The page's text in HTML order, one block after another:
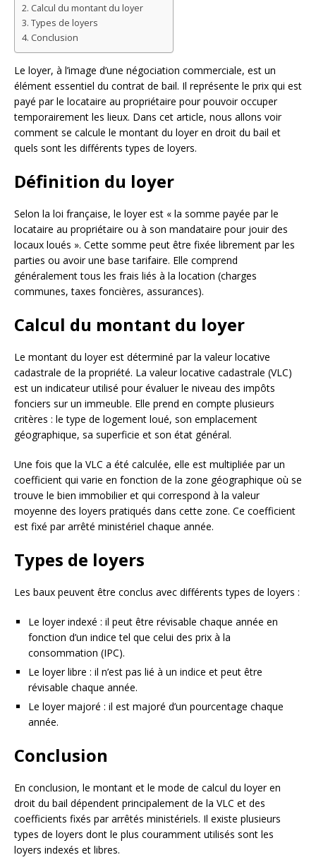
Calcul du montant du loyer
Types de loyers
Conclusion
Le loyer, à l’image d’une négociation commerciale, est un
élément essentiel du contrat de bail. Il représente le prix qui est
payé par le locataire au propriétaire pour pouvoir occuper
temporairement les lieux. Dans cet article, nous allons voir
comment se calcule le montant du loyer en droit du bail et
quels sont les différents types de loyers.
Définition du loyer
Selon la loi française, le loyer est « la somme payée par le
locataire au propriétaire ou à son mandataire pour jouir des
locaux loués ». Cette somme peut être fixée librement par les
parties ou avoir une base tarifaire. Elle comprend
généralement tous les frais liés à la location (charges
communes, taxes foncières, assurances).
Calcul du montant du loyer
Le montant du loyer est déterminé par la valeur locative
cadastrale de la propriété. La valeur locative cadastrale (VLC)
est un indicateur utilisé pour évaluer le niveau des impôts
fonciers sur un immeuble. Elle prend en compte plusieurs
critères : le type de logement loué, son emplacement
géographique, sa superficie et son état général.
Une fois que la VLC a été calculée, elle est multipliée par un
coefficient qui varie en fonction de la zone géographique où se
trouve le bien immobilier et qui correspond à la valeur
moyenne des loyers pratiqués dans cette zone. Ce coefficient
est fixé par arrêté ministériel chaque année.
Types de loyers
Les baux peuvent être conclus avec différents types de loyers :
Le loyer indexé : il peut être révisable chaque année en
fonction d’un indice tel que celui des prix à la
consommation (IPC).
Le loyer libre : il n’est pas lié à un indice et peut être
révisable chaque année.
Le loyer majoré : il est majoré d’un pourcentage chaque
année.
Conclusion
En conclusion, le montant et le mode de calcul du loyer en
droit du bail dépendent principalement de la VLC et des
coefficients fixés par arrêtés ministériels. Il existe plusieurs
types de loyers dont le plus couramment utilisés sont les
loyers indexés et libres.